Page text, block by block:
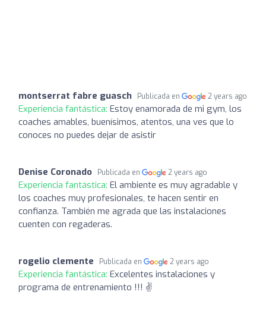
montserrat fabre guasch Publicada en 2 years ago
Experiencia fantástica: Estoy enamorada de mi gym, los
coaches amables, buenísimos, atentos, una ves que lo
conoces no puedes dejar de asistir
Denise Coronado Publicada en 2 years ago
Experiencia fantástica: El ambiente es muy agradable y
los coaches muy profesionales, te hacen sentir en
confianza. También me agrada que las instalaciones
cuenten con regaderas.
rogelio clemente Publicada en 2 years ago
Experiencia fantástica: Excelentes instalaciones y
programa de entrenamiento !!! ✌️